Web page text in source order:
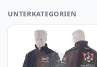
UNTERKATEGORIEN